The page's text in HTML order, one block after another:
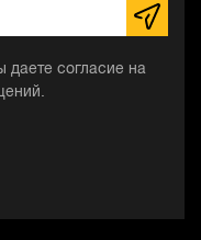
даете согласие на